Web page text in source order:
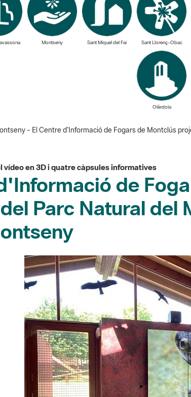
Montseny Sant Miquel del Fai Sant Llorenç-Obac
Olèrdola
- El Centre d’Informació de Fogars de Montclús
vídeo en 3D i quatre càpsules informatives
de
Parc Natural del